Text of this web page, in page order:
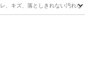
、キズ、落としきれない汚れ